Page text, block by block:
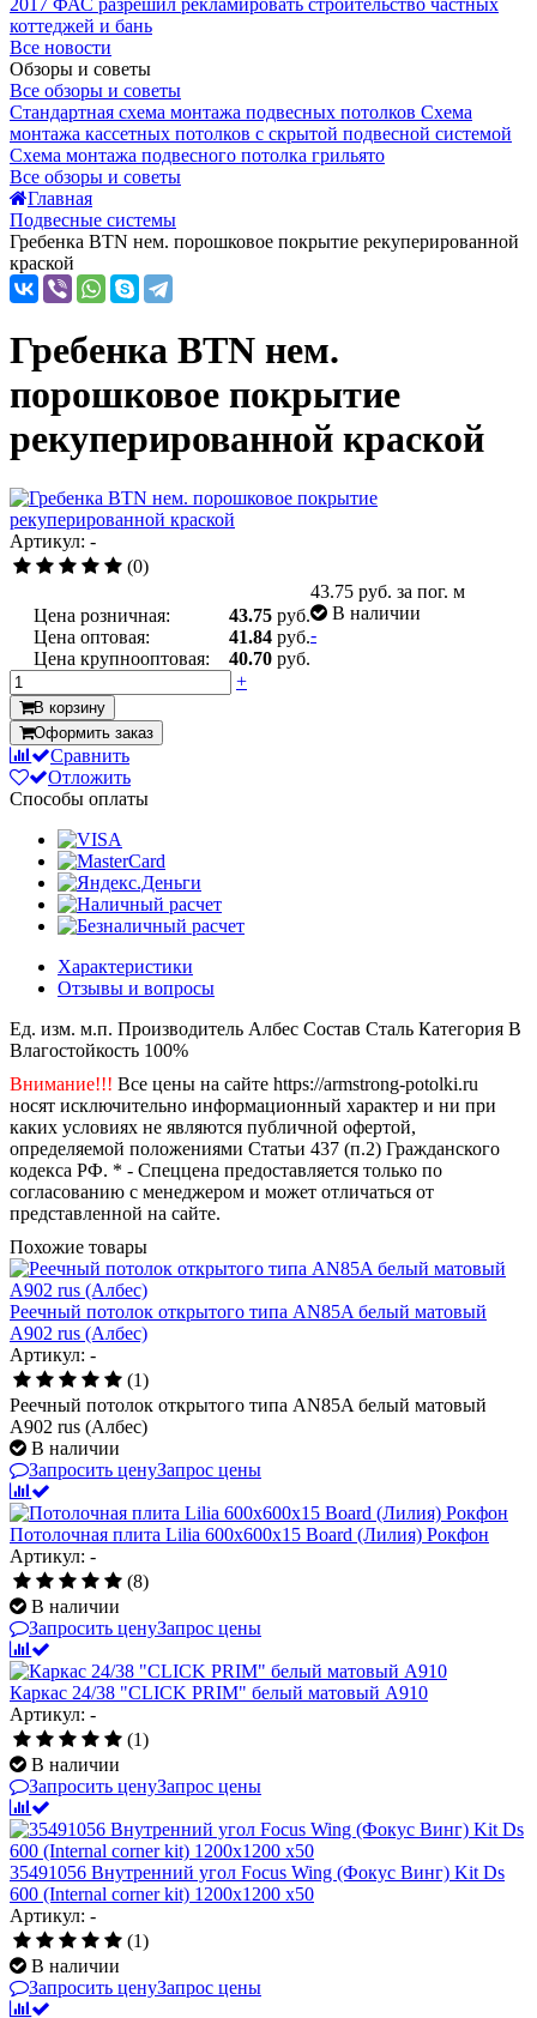
2017 ФАС разрешил рекламировать строительство частных
коттеджей и бань
Все новости
Обзоры и советы
Все обзоры и советы
Стандартная схема монтажа подвесных потолков Схема
монтажа кассетных потолков с скрытой подвесной системой
Схема монтажа подвесного потолка грильято
Все обзоры и советы
Главная
Подвесные системы
Гребенка BTN нем. порошковое покрытие рекуперированной
краской
Гребенка BTN нем.
порошковое покрытие
рекуперированной краской
Артикул: -
(0)
Цена розничная: 43.75 руб.
Цена оптовая:
41.84 руб.
Цена крупнооптовая:
40.70 руб.
43.75 руб. за пог. м
В наличии
-
+
В корзину
Оформить заказ
Сравнить
Отложить
Способы оплаты
Характеристики
Отзывы и вопросы
Ед. изм. м.п. Производитель Албес Состав Сталь Категория B
Влагостойкость 100%
Внимание!!! Все цены на сайте https://armstrong-potolki.ru
носят исключительно информационный характер и ни при
каких условиях не являются публичной офертой,
определяемой положениями Статьи 437 (п.2) Гражданского
кодекса РФ. * - Спеццена предоставляется только по
согласованию с менеджером и может отличаться от
представленной на сайте.
Похожие товары
Реечный потолок открытого типа AN85A белый матовый
А902 rus (Албес)
Артикул: -
(1)
Реечный потолок открытого типа AN85A белый матовый
А902 rus (Албес)
В наличии
Запросить ценуЗапрос цены
Потолочная плита Lilia 600х600х15 Board (Лилия) Рокфон
Артикул: -
(8)
В наличии
Запросить ценуЗапрос цены
Каркас 24/38 "CLICK PRIM" белый матовый A910
Артикул: -
(1)
В наличии
Запросить ценуЗапрос цены
35491056 Внутренний угол Focus Wing (Фокус Винг) Kit Ds
600 (Internal corner kit) 1200x1200 x50
Артикул: -
(1)
В наличии
Запросить ценуЗапрос цены